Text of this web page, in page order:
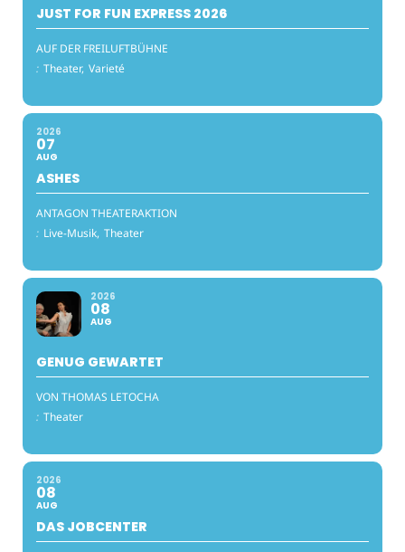
JUST FOR FUN EXPRESS 2026
AUF DER FREILUFTBÜHNE
: Theater, Varieté
2026
07
AUG
ASHES
ANTAGON THEATERAKTION
: Live-Musik, Theater
2026
08
AUG
GENUG GEWARTET
VON THOMAS LETOCHA
: Theater
2026
08
AUG
DAS JOBCENTER